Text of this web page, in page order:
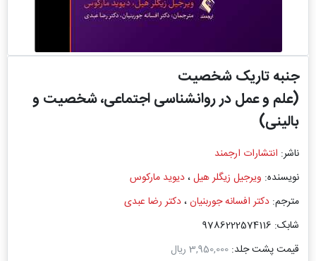
جنبه تاریک شخصیت
(علم و عمل در روانشناسی اجتماعی، شخصیت و
بالینی)
ناشر: انتشارات ارجمند
نویسنده: ویرجیل زیگلر هیل،دیوید مارکوس
مترجم: دکتر افسانه جوربنیان،دکتر رضا عبدی
شابک: 9786222574116
قیمت پشت جلد: 3,950,000 ریال